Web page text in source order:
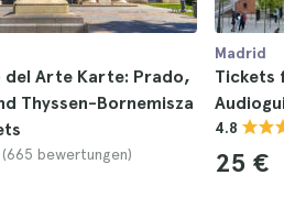
del Arte Karte: Prado,
Thyssen-Bornemisza
(665 bewertungen)
Madrid
Tickets
4.8
25 €